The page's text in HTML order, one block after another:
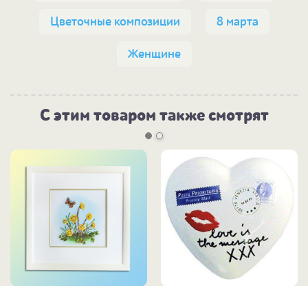
Цветочные композиции 8 марта
Женщине
С этим товаром также смотрят